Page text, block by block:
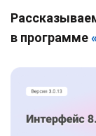
в программе«